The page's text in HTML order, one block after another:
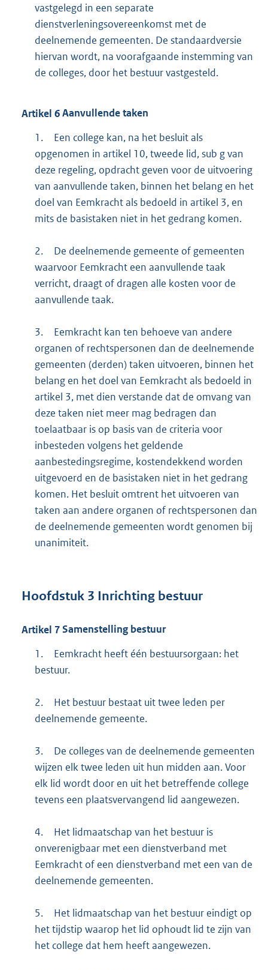
vastgelegd in een separate
dienstverleningsovereenkomst met de
deelnemende gemeenten. De standaardversie
hiervan wordt, na voorafgaande instemming van
de colleges, door het bestuur vastgesteld.
Artikel 6Aanvullende taken
1.
Een college kan, na het besluit als
opgenomen in artikel 10, tweede lid, sub g van
deze regeling, opdracht geven voor de uitvoering
van aanvullende taken, binnen het belang en het
doel van Eemkracht als bedoeld in artikel 3, en
mits de basistaken niet in het gedrang komen.
2.
De deelnemende gemeente of gemeenten
waarvoor Eemkracht een aanvullende taak
verricht, draagt of dragen alle kosten voor de
aanvullende taak.
3.
Eemkracht kan ten behoeve van andere
organen of rechtspersonen dan de deelnemende
gemeenten (derden) taken uitvoeren, binnen het
belang en het doel van Eemkracht als bedoeld in
artikel 3, met dien verstande dat de omvang van
deze taken niet meer mag bedragen dan
toelaatbaar is op basis van de criteria voor
inbesteden volgens het geldende
aanbestedingsregime, kostendekkend worden
uitgevoerd en de basistaken niet in het gedrang
komen. Het besluit omtrent het uitvoeren van
taken aan andere organen of rechtspersonen dan
de deelnemende gemeenten wordt genomen bij
unanimiteit.
Hoofdstuk 3 Inrichting bestuur
Artikel 7Samenstelling bestuur
1.
Eemkracht heeft één bestuursorgaan: het
bestuur.
2.
Het bestuur bestaat uit twee leden per
deelnemende gemeente.
3.
De colleges van de deelnemende gemeenten
wijzen elk twee leden uit hun midden aan. Voor
elk lid wordt door en uit het betreffende college
tevens een plaatsvervangend lid aangewezen.
4.
Het lidmaatschap van het bestuur is
onverenigbaar met een dienstverband met
Eemkracht of een dienstverband met een van de
deelnemende gemeenten.
5.
Het lidmaatschap van het bestuur eindigt op
het tijdstip waarop het lid ophoudt lid te zijn van
het college dat hem heeft aangewezen.